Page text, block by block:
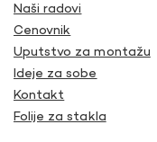
Naši radovi
Cenovnik
Uputstvo za montažu
Ideje za sobe
Kontakt
Folije za stakla